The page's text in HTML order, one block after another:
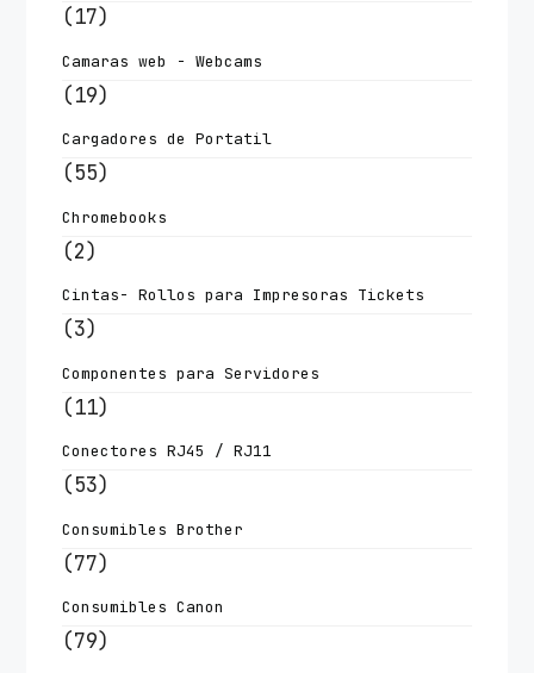
(17)
Camaras web - Webcams
(19)
Cargadores de Portatil
(55)
Chromebooks
(2)
Cintas- Rollos para Impresoras Tickets
(3)
Componentes para Servidores
(11)
Conectores RJ45 / RJ11
(53)
Consumibles Brother
(77)
Consumibles Canon
(79)